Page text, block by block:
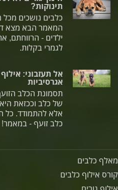
תינוקות?
כלבים נושכים מכל
המאמר הבא מצא
ילדים - הרווחתם,
לגמרי בקלות.
אל תעזבוני:
אגרסיביות
תסמונת הכלב
של כלב וככזאת
אלא להתמודד. כל
כלב זועף - במאמר!
מאלף כלבים
קורס אילוף כלבים